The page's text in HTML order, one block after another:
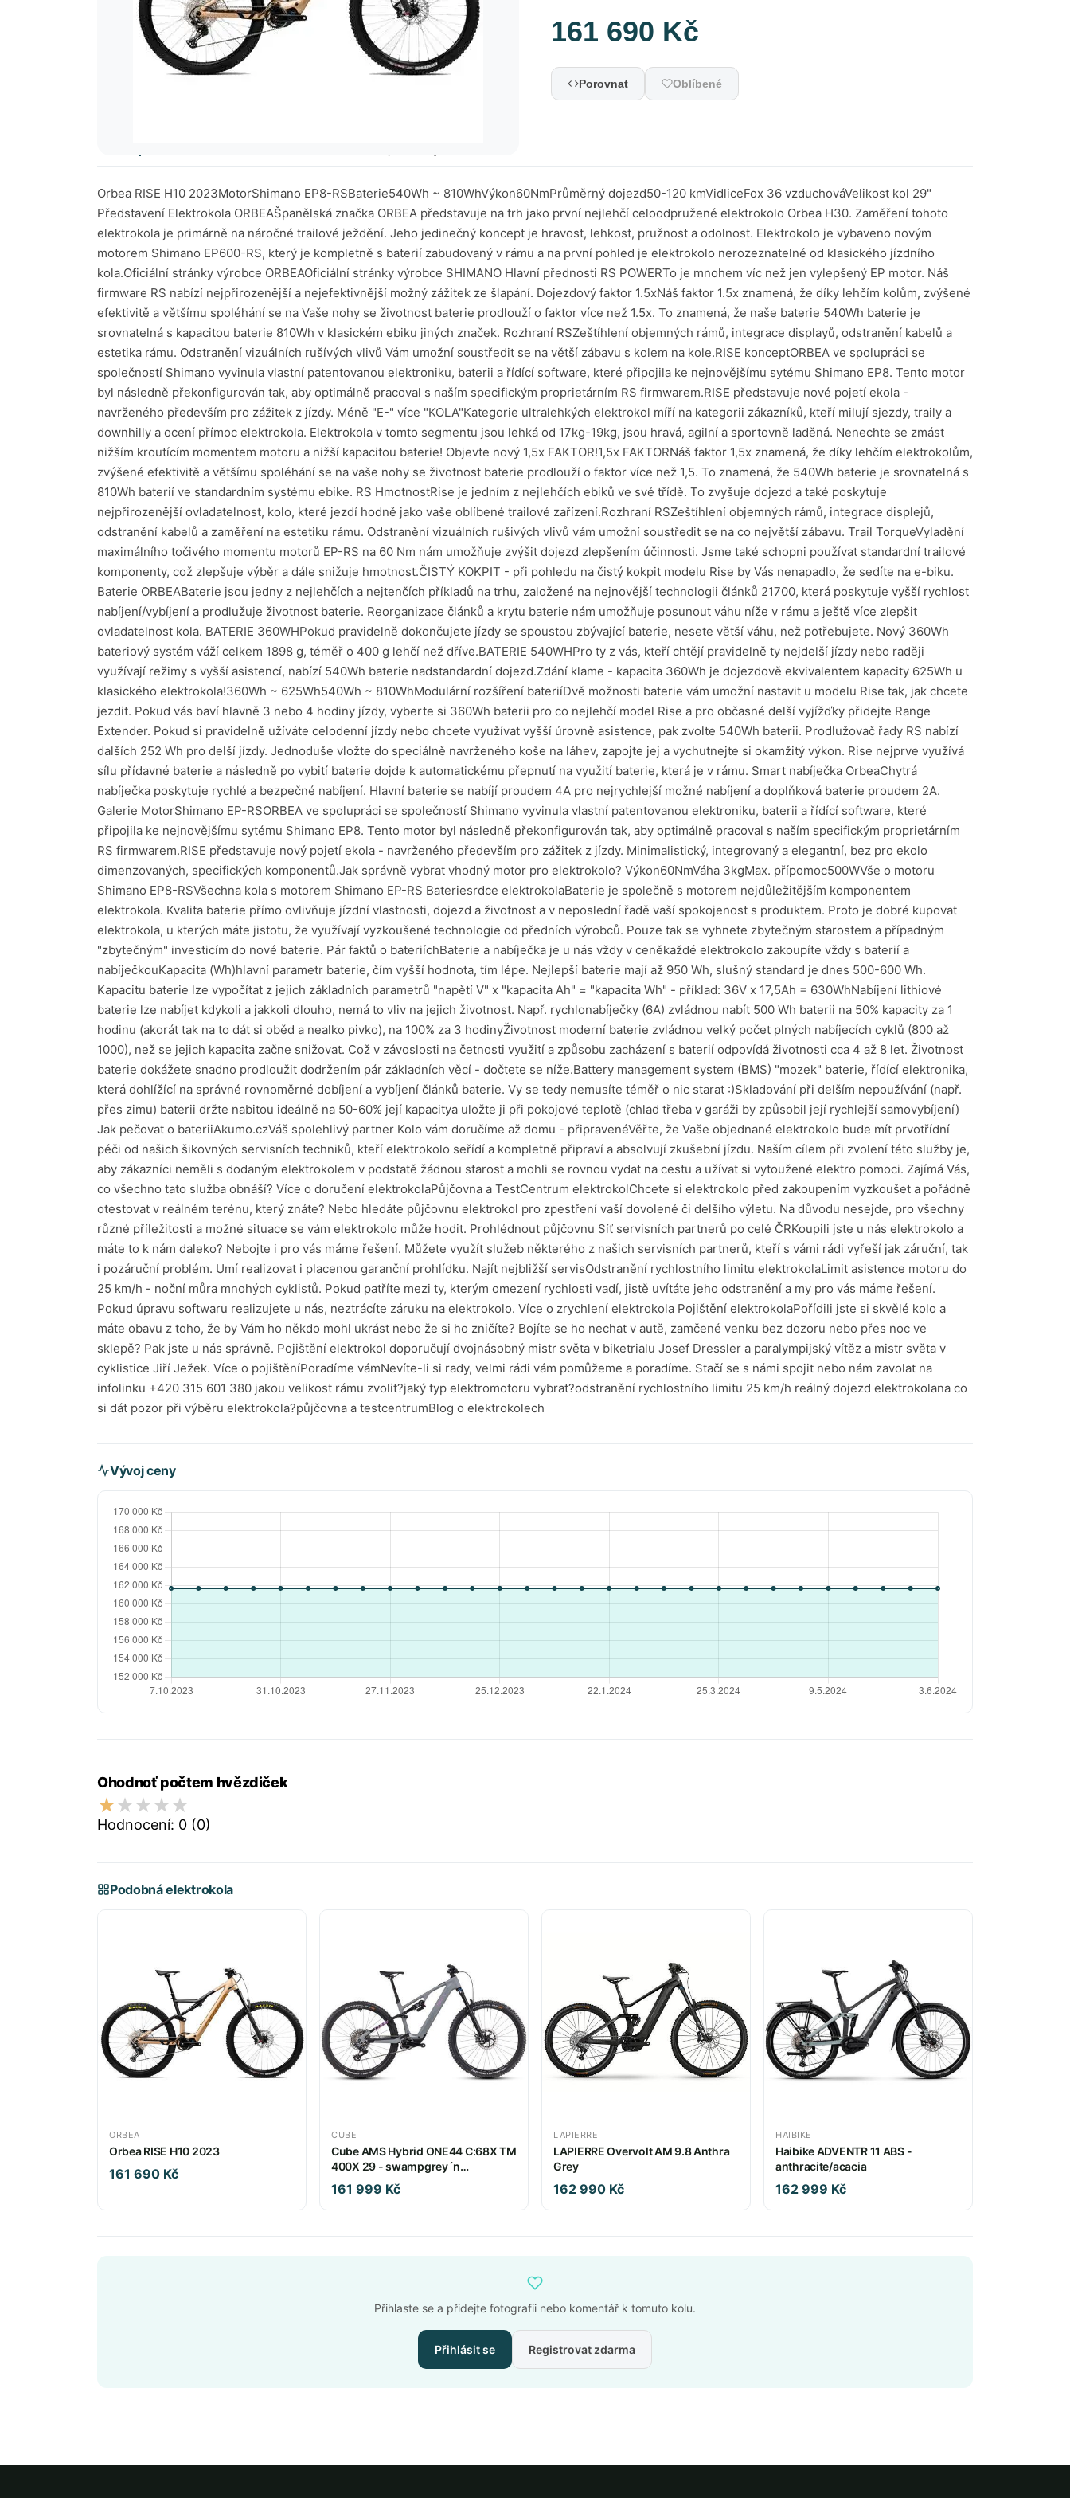
161 690 Kč
Porovnat Oblíbené
Orbea RISE H10 2023MotorShimano EP8-RSBaterie540Wh ~ 810WhVýkon60NmPrůměrný dojezd50-120 kmVidliceFox 36 vzduchováVelikost kol 29"
Představení Elektrokola ORBEAŠpanělská značka ORBEA představuje na trh jako první nejlehčí celoodpružené elektrokolo Orbea H30. Zaměření tohoto
elektrokola je primárně na náročné trailové ježdění. Jeho jedinečný koncept je hravost, lehkost, pružnost a odolnost. Elektrokolo je vybaveno novým
motorem Shimano EP600-RS, který je kompletně s baterií zabudovaný v rámu a na první pohled je elektrokolo nerozeznatelné od klasického jízdního
kola.Oficiální stránky výrobce ORBEAOficiální stránky výrobce SHIMANO Hlavní přednosti RS POWERTo je mnohem víc než jen vylepšený EP motor. Náš
firmware RS nabízí nejpřirozenější a nejefektivnější možný zážitek ze šlapání. Dojezdový faktor 1.5xNáš faktor 1.5x znamená, že díky lehčím kolům, zvýšené
efektivitě a většímu spoléhání se na Vaše nohy se životnost baterie prodlouží o faktor více než 1.5x. To znamená, že naše baterie 540Wh baterie je
srovnatelná s kapacitou baterie 810Wh v klasickém ebiku jiných značek. Rozhraní RSZeštíhlení objemných rámů, integrace displayů, odstranění kabelů a
estetika rámu. Odstranění vizuálních rušívých vlivů Vám umožní soustředit se na větší zábavu s kolem na kole.RISE konceptORBEA ve spolupráci se
společností Shimano vyvinula vlastní patentovanou elektroniku, baterii a řídící software, které připojila ke nejnovějšímu sytému Shimano EP8. Tento motor
byl následně překonfigurován tak, aby optimálně pracoval s naším specifickým proprietárním RS firmwarem.RISE představuje nové pojetí ekola -
navrženého především pro zážitek z jízdy. Méně "E-" více "KOLA"Kategorie ultralehkých elektrokol míří na kategorii zákazníků, kteří milují sjezdy, traily a
downhilly a ocení přímoc elektrokola. Elektrokola v tomto segmentu jsou lehká od 17kg-19kg, jsou hravá, agilní a sportovně laděná. Nenechte se zmást
nižším kroutícím momentem motoru a nižší kapacitou baterie! Objevte nový 1,5x FAKTOR!1,5x FAKTORNáš faktor 1,5x znamená, že díky lehčím elektrokolům,
zvýšené efektivitě a většímu spoléhání se na vaše nohy se životnost baterie prodlouží o faktor více než 1,5. To znamená, že 540Wh baterie je srovnatelná s
810Wh baterií ve standardním systému ebike. RS HmotnostRise je jedním z nejlehčích ebiků ve své třídě. To zvyšuje dojezd a také poskytuje
nejpřirozenější ovladatelnost, kolo, které jezdí hodně jako vaše oblíbené trailové zařízení.Rozhraní RSZeštíhlení objemných rámů, integrace displejů,
odstranění kabelů a zaměření na estetiku rámu. Odstranění vizuálních rušivých vlivů vám umožní soustředit se na co největší zábavu. Trail TorqueVyladění
maximálního točivého momentu motorů EP-RS na 60 Nm nám umožňuje zvýšit dojezd zlepšením účinnosti. Jsme také schopni používat standardní trailové
komponenty, což zlepšuje výběr a dále snižuje hmotnost.ČISTÝ KOKPIT - při pohledu na čistý kokpit modelu Rise by Vás nenapadlo, že sedíte na e-biku.
Baterie ORBEABaterie jsou jedny z nejlehčích a nejtenčích příkladů na trhu, založené na nejnovější technologii článků 21700, která poskytuje vyšší rychlost
nabíjení/vybíjení a prodlužuje životnost baterie. Reorganizace článků a krytu baterie nám umožňuje posunout váhu níže v rámu a ještě více zlepšit
ovladatelnost kola. BATERIE 360WHPokud pravidelně dokončujete jízdy se spoustou zbývající baterie, nesete větší váhu, než potřebujete. Nový 360Wh
bateriový systém váží celkem 1898 g, téměř o 400 g lehčí než dříve.BATERIE 540WHPro ty z vás, kteří chtějí pravidelně ty nejdelší jízdy nebo raději
využívají režimy s vyšší asistencí, nabízí 540Wh baterie nadstandardní dojezd.Zdání klame - kapacita 360Wh je dojezdově ekvivalentem kapacity 625Wh u
klasického elektrokola!360Wh ~ 625Wh540Wh ~ 810WhModulární rozšíření bateriíDvě možnosti baterie vám umožní nastavit u modelu Rise tak, jak chcete
jezdit. Pokud vás baví hlavně 3 nebo 4 hodiny jízdy, vyberte si 360Wh baterii pro co nejlehčí model Rise a pro občasné delší vyjížďky přidejte Range
Extender. Pokud si pravidelně užíváte celodenní jízdy nebo chcete využívat vyšší úrovně asistence, pak zvolte 540Wh baterii. Prodlužovač řady RS nabízí
dalších 252 Wh pro delší jízdy. Jednoduše vložte do speciálně navrženého koše na láhev, zapojte jej a vychutnejte si okamžitý výkon. Rise nejprve využívá
sílu přídavné baterie a následně po vybití baterie dojde k automatickému přepnutí na využití baterie, která je v rámu. Smart nabíječka OrbeaChytrá
nabíječka poskytuje rychlé a bezpečné nabíjení. Hlavní baterie se nabíjí proudem 4A pro nejrychlejší možné nabíjení a doplňková baterie proudem 2A.
Galerie MotorShimano EP-RSORBEA ve spolupráci se společností Shimano vyvinula vlastní patentovanou elektroniku, baterii a řídící software, které
připojila ke nejnovějšímu sytému Shimano EP8. Tento motor byl následně překonfigurován tak, aby optimálně pracoval s naším specifickým proprietárním
RS firmwarem.RISE představuje nový pojetí ekola - navrženého především pro zážitek z jízdy. Minimalistický, integrovaný a elegantní, bez pro ekolo
dimenzovaných, specifických komponentů.Jak správně vybrat vhodný motor pro elektrokolo? Výkon60NmVáha 3kgMax. přípomoc500WVše o motoru
Shimano EP8-RSVšechna kola s motorem Shimano EP-RS Bateriesrdce elektrokolaBaterie je společně s motorem nejdůležitějším komponentem
elektrokola. Kvalita baterie přímo ovlivňuje jízdní vlastnosti, dojezd a životnost a v neposlední řadě vaší spokojenost s produktem. Proto je dobré kupovat
elektrokola, u kterých máte jistotu, že využívají vyzkoušené technologie od předních výrobců. Pouze tak se vyhnete zbytečným starostem a případným
"zbytečným" investicím do nové baterie. Pár faktů o bateriíchBaterie a nabíječka je u nás vždy v ceněkaždé elektrokolo zakoupíte vždy s baterií a
nabíječkouKapacita (Wh)hlavní parametr baterie, čím vyšší hodnota, tím lépe. Nejlepší baterie mají až 950 Wh, slušný standard je dnes 500-600 Wh.
Kapacitu baterie lze vypočítat z jejich základních parametrů "napětí V" x "kapacita Ah" = "kapacita Wh" - příklad: 36V x 17,5Ah = 630WhNabíjení lithiové
baterie lze nabíjet kdykoli a jakkoli dlouho, nemá to vliv na jejich životnost. Např. rychlonabíječky (6A) zvládnou nabít 500 Wh baterii na 50% kapacity za 1
hodinu (akorát tak na to dát si oběd a nealko pivko), na 100% za 3 hodinyŽivotnost moderní baterie zvládnou velký počet plných nabíjecích cyklů (800 až
1000), než se jejich kapacita začne snižovat. Což v závoslosti na četnosti využití a způsobu zacházení s baterií odpovídá životnosti cca 4 až 8 let. Životnost
baterie dokážete snadno prodloužit dodržením pár základních věcí - dočtete se níže.Battery management system (BMS) "mozek" baterie, řídící elektronika,
která dohlížící na správné rovnoměrné dobíjení a vybíjení článků baterie. Vy se tedy nemusíte téměř o nic starat :)Skladování při delším nepoužívání (např.
přes zimu) baterii držte nabitou ideálně na 50-60% její kapacitya uložte ji při pokojové teplotě (chlad třeba v garáži by způsobil její rychlejší samovybíjení)
Jak pečovat o bateriiAkumo.czVáš spolehlivý partner Kolo vám doručíme až domu - připravenéVěřte, že Vaše objednané elektrokolo bude mít prvotřídní
péči od našich šikovných servisních techniků, kteří elektrokolo seřídí a kompletně připraví a absolvují zkušební jízdu. Naším cílem při zvolení této služby je,
aby zákazníci neměli s dodaným elektrokolem v podstatě žádnou starost a mohli se rovnou vydat na cestu a užívat si vytoužené elektro pomoci. Zajímá Vás,
co všechno tato služba obnáší? Více o doručení elektrokolaPůjčovna a TestCentrum elektrokolChcete si elektrokolo před zakoupením vyzkoušet a pořádně
otestovat v reálném terénu, který znáte? Nebo hledáte půjčovnu elektrokol pro zpestření vaší dovolené či delšího výletu. Na důvodu nesejde, pro všechny
různé příležitosti a možné situace se vám elektrokolo může hodit. Prohlédnout půjčovnu Síť servisních partnerů po celé ČRKoupili jste u nás elektrokolo a
máte to k nám daleko? Nebojte i pro vás máme řešení. Můžete využít služeb některého z našich servisních partnerů, kteří s vámi rádi vyřeší jak záruční, tak
i pozáruční problém. Umí realizovat i placenou garanční prohlídku. Najít nejbližší servisOdstranění rychlostního limitu elektrokolaLimit asistence motoru do
25 km/h - noční můra mnohých cyklistů. Pokud patříte mezi ty, kterým omezení rychlosti vadí, jistě uvítáte jeho odstranění a my pro vás máme řešení.
Pokud úpravu softwaru realizujete u nás, neztrácíte záruku na elektrokolo. Více o zrychlení elektrokola Pojištění elektrokolaPořídili jste si skvělé kolo a
máte obavu z toho, že by Vám ho někdo mohl ukrást nebo že si ho zničíte? Bojíte se ho nechat v autě, zamčené venku bez dozoru nebo přes noc ve
sklepě? Pak jste u nás správně. Pojištění elektrokol doporučují dvojnásobný mistr světa v biketrialu Josef Dressler a paralympijský vítěz a mistr světa v
cyklistice Jiří Ježek. Více o pojištěníPoradíme vámNevíte-li si rady, velmi rádi vám pomůžeme a poradíme. Stačí se s námi spojit nebo nám zavolat na
infolinku +420 315 601 380 jakou velikost rámu zvolit?jaký typ elektromotoru vybrat?odstranění rychlostního limitu 25 km/h reálný dojezd elektrokolana co
si dát pozor při výběru elektrokola?půjčovna a testcentrumBlog o elektrokolech
Vývoj ceny
Ohodnoť počtem hvězdiček
Hodnocení: 0 (0)
Podobná elektrokola
ORBEA
Orbea RISE H10 2023
161 690 Kč
CUBE
Cube AMS Hybrid ONE44 C:68X TM
400X 29 - swampgrey´n
´purplereflex
161 999 Kč
LAPIERRE
LAPIERRE Overvolt AM 9.8 Anthra
Grey
162 990 Kč
HAIBIKE
Haibike ADVENTR 11 ABS -
anthracite/acacia
162 999 Kč
Přihlaste se a přidejte fotografii nebo komentář k tomuto kolu.
Přihlásit se Registrovat zdarma